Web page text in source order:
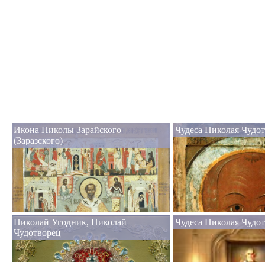
Икона Николы Зарайского
(Заразского)
Чудеса Николая
Николай Угодник, Николай
Чудотворец
Чудеса Николая